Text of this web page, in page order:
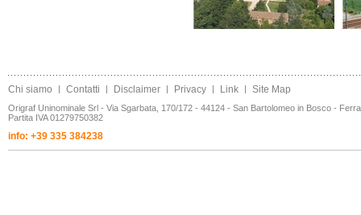
Chi siamo | Contatti | Disclaimer | Privacy | Link | Site Map
Origraf Uninominale Srl - Via Sgarbata, 170/172 - 44124 - San Bartolomeo in Bosco -
Partita IVA 01279750382
info: +39 335 384238